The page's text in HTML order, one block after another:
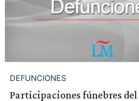
DEFUNCIONES
Participaciones fúnebres del